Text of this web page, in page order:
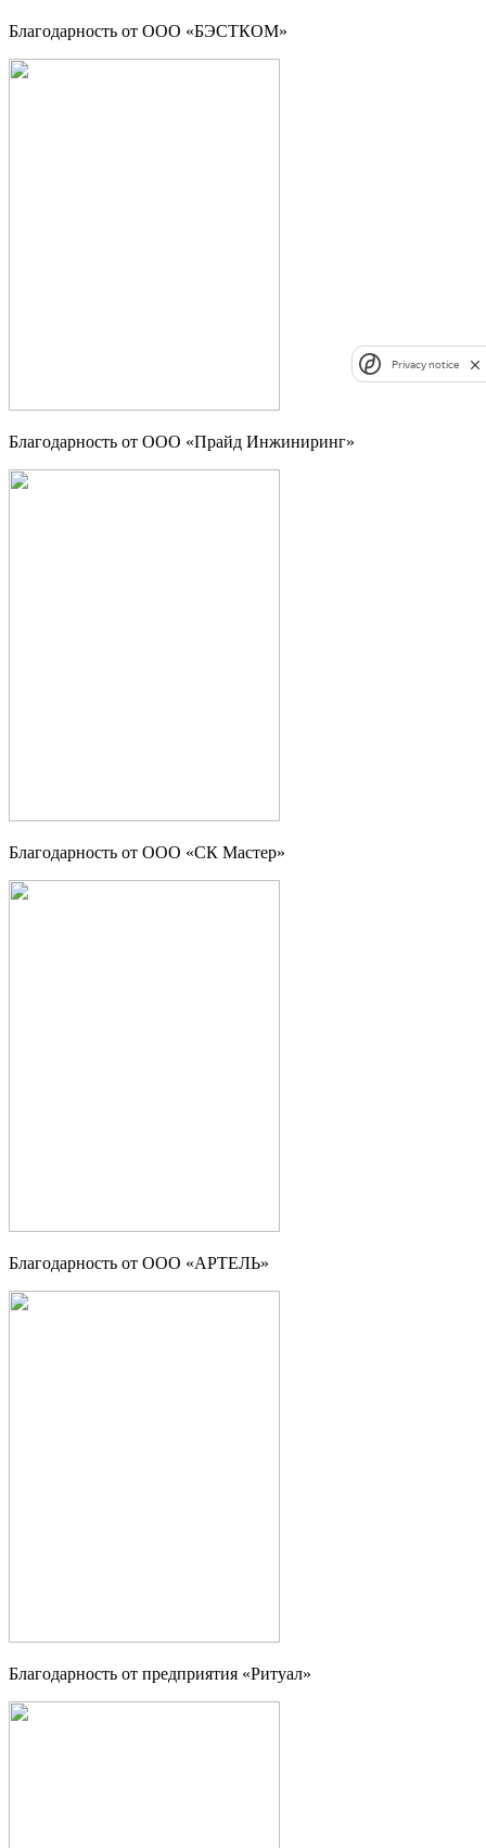
Благодарность от ООО «БЭСТКОМ»
Благодарность от ООО «Прайд Инжиниринг»
Благодарность от ООО «СК Мастер»
Благодарность от ООО «АРТЕЛЬ»
Благодарность от предприятия «Ритуал»
Privacy notice